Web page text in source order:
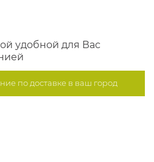
удобной для Вас
подоставке в ваш город